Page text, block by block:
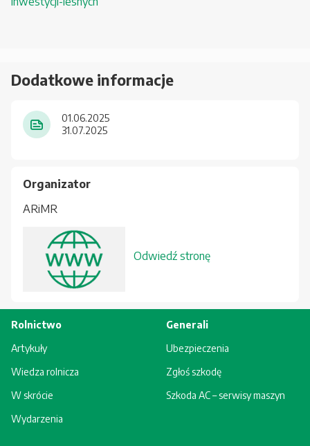
Dodatkowe informacje
01.06.2025
31.07.2025
Organizator
ARiMR
Odwiedź stronę
Rolnictwo
Artykuły
Wiedza rolnicza
W skrócie
Wydarzenia
Generali
Ubezpieczenia
Zgłoś szkodę
Szkoda AC – serwisy maszyn